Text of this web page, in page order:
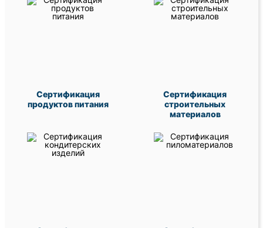
Сертификация
продуктов питания
Сертификация
строительных
материалов